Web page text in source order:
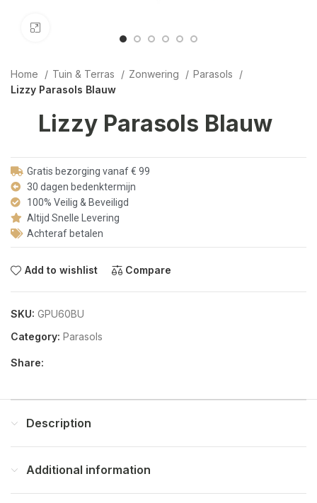
Home Tuin & Terras Zonwering
Parasols
Lizzy Parasols Blauw
Lizzy Parasols Blauw
Gratis bezorging vanaf € 99
30 dagen bedenktermijn
100% Veilig & Beveiligd
Altijd Snelle Levering
Achteraf betalen
Add to wishlist Compare
SKU: GPU60BU
Category: Parasols
Share:
Description
Additional information